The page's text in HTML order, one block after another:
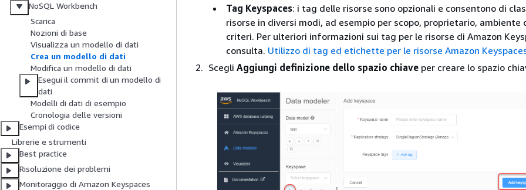
NoSQL Workbench
Scarica
Nozioni di base
Visualizza un modello di dati
Crea un modello di dati
Modifica un modello di dati
Esegui il commit di un modello di
dati
Modelli di dati di esempio
Cronologia delle versioni
Esempi di codice
Librerie e strumenti
Best practice
Risoluzione dei problemi
Monitoraggio di Amazon Keyspaces
Tag Keyspaces: i tag delle risorse sono opzionali e consentono di
risorse in diversi modi, ad esempio per scopo, proprietario, ambiente
criteri. Per ulteriori informazioni sui tag per le risorse di Amazon
consulta. Utilizzo di tag ed etichette per le risorse Amazon
Scegli Aggiungi definizione dello spazio chiave per creare lo spazio